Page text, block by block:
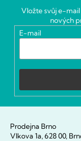
Vložte svůj e-
nových
E-mail
Prodejna Brno
Vlkova 1a, 628 00,